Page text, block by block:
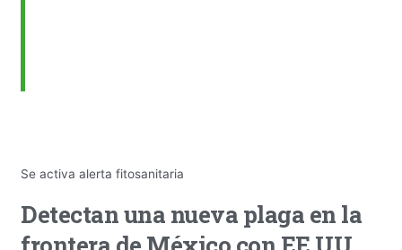
Se activa alerta fitosanitaria
Detectan una nueva plaga en la